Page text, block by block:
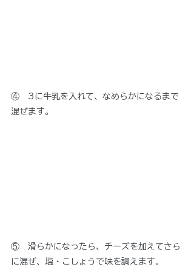
④　3に牛乳を入れて、なめらかになるまで
混ぜます。
⑤　滑らかになったら、チーズを加えてさら
に混ぜ、塩・こしょうで味を調えます。